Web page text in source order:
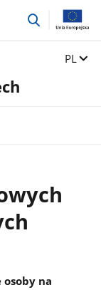
przejdź
Zmień
PL
na